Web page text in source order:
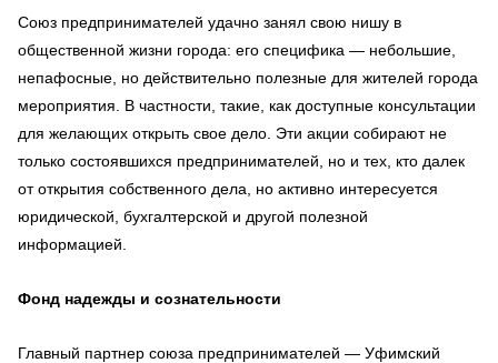
Союз предпринимателей удачно занял свою нишу в
общественной жизни города: его специфика — небольшие,
непафосные, но действительно полезные для жителей города
мероприятия. В частности, такие, как доступные консультации
для желающих открыть свое дело. Эти акции собирают не
только состоявшихся предпринимателей, но и тех, кто далек
от открытия собственного дела, но активно интересуется
юридической, бухгалтерской и другой полезной
информацией.
Фонд надежды и сознательности
Главный партнер союза предпринимателей — Уфимский